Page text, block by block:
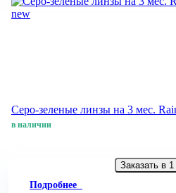
new
Серо-зеленые линзы на 3 мес.
в наличии
Заказать в 1
Подробнее